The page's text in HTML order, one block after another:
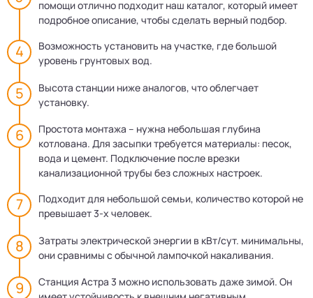
помощи отлично подходит наш каталог, который имеет
подробное описание, чтобы сделать верный подбор.
Возможность установить на участке, где большой
уровень грунтовых вод.
Высота станции ниже аналогов, что облегчает
установку.
Простота монтажа – нужна небольшая глубина
котлована. Для засыпки требуется материалы: песок,
вода и цемент. Подключение после врезки
канализационной трубы без сложных настроек.
Подходит для небольшой семьи, количество которой не
превышает 3-х человек.
Затраты электрической энергии в кВт/сут. минимальны,
они сравнимы с обычной лампочкой накаливания.
Станция Астра 3 можно использовать даже зимой. Он